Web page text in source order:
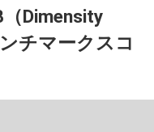
Dimensity
チマークスコ